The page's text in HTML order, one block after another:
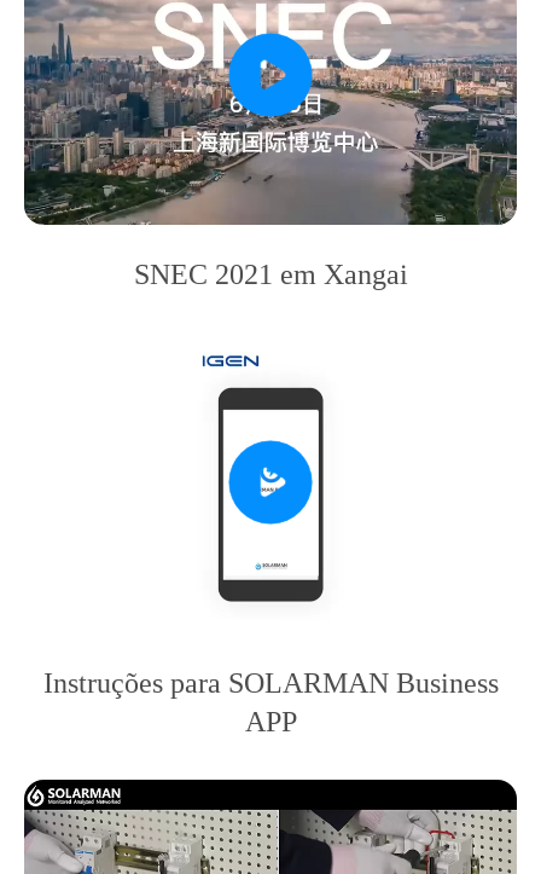
SNEC 2021 em Xangai
Instruções para SOLARMAN Business
APP